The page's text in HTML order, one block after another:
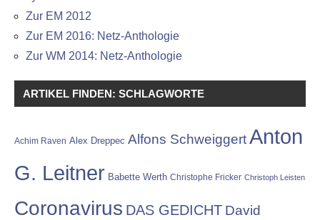
Zur EM 2012
Zur EM 2016: Netz-Anthologie
Zur WM 2014: Netz-Anthologie
ARTIKEL FINDEN: SCHLAGWORTE
Achim Raven Alex Dreppec Alfons Schweiggert Anton
G. Leitner Babette Werth Christophe Fricker Christoph Leisten
Coronavirus DAS GEDICHT David